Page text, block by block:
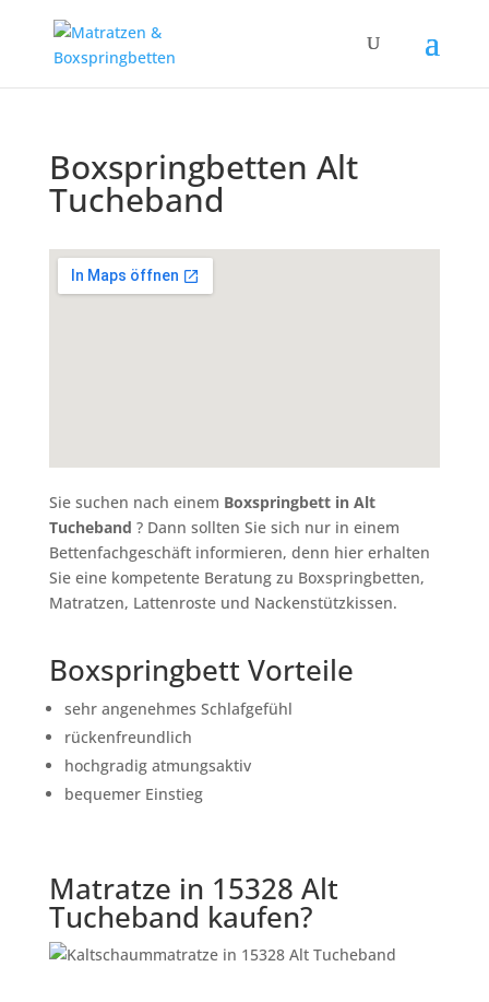
Boxspringbetten Alt
Tucheband
Sie suchen nach einem Boxspringbett in Alt
Tucheband ? Dann sollten Sie sich nur in einem
Bettenfachgeschäft informieren, denn hier erhalten
Sie eine kompetente Beratung zu Boxspringbetten,
Matratzen, Lattenroste und Nackenstützkissen.
Boxspringbett Vorteile
sehr angenehmes Schlafgefühl
rückenfreundlich
hochgradig atmungsaktiv
bequemer Einstieg
Matratze in 15328 Alt
Tucheband kaufen?